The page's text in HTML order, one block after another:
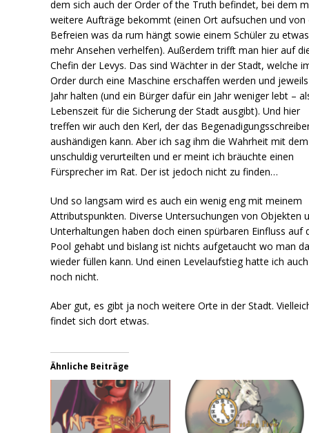
dem sich auch der Order of the Truth befindet, bei dem
weitere Aufträge bekommt (einen Ort aufsuchen und von
Befreien was da rum hängt sowie einem Schüler zu etwas
mehr Ansehen verhelfen). Außerdem trifft man hier auf
Chefin der Levys. Das sind Wächter in der Stadt, welche
Order durch eine Maschine erschaffen werden und
Jahr halten (und ein Bürger dafür ein Jahr weniger lebt –
Lebenszeit für die Sicherung der Stadt ausgibt). Und hier
treffen wir auch den Kerl, der das
aushändigen kann. Aber ich sag ihm die Wahrheit mit dem
unschuldig verurteilten und er meint ich bräuchte einen
Fürsprecher im Rat. Der ist jedoch nicht zu finden…
Und so langsam wird es auch ein wenig eng mit meinem
Attributspunkten. Diverse Untersuchungen von Objekten
Unterhaltungen haben doch einen spürbaren Einfluss auf
Pool gehabt und bislang ist nichts aufgetaucht wo man
wieder füllen kann. Und einen Levelaufstieg hatte ich auch
noch nicht.
Aber gut, es gibt ja noch weitere Orte in der Stadt.
findet sich dort etwas.
Ähnliche Beiträge